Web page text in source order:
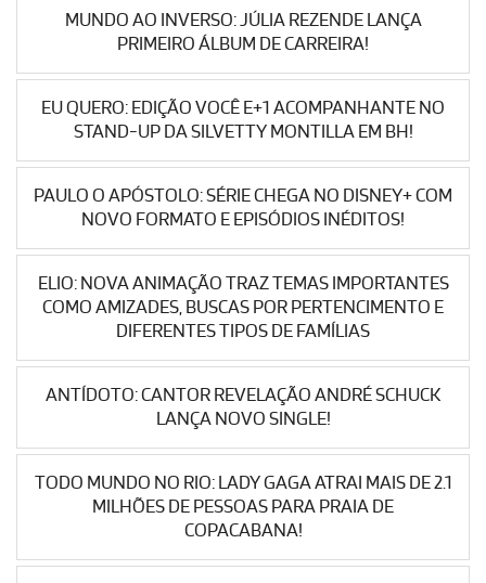
MUNDO AO INVERSO: JÚLIA REZENDE LANÇA
PRIMEIRO ÁLBUM DE CARREIRA!
EU QUERO: EDIÇÃO VOCÊ E+1 ACOMPANHANTE NO
STAND-UP DA SILVETTY MONTILLA EM BH!
PAULO O APÓSTOLO: SÉRIE CHEGA NO DISNEY+ COM
NOVO FORMATO E EPISÓDIOS INÉDITOS!
ELIO: NOVA ANIMAÇÃO TRAZ TEMAS IMPORTANTES
COMO AMIZADES, BUSCAS POR PERTENCIMENTO E
DIFERENTES TIPOS DE FAMÍLIAS
ANTÍDOTO: CANTOR REVELAÇÃO ANDRÉ SCHUCK
LANÇA NOVO SINGLE!
TODO MUNDO NO RIO: LADY GAGA ATRAI MAIS DE 2.1
MILHÕES DE PESSOAS PARA PRAIA DE
COPACABANA!